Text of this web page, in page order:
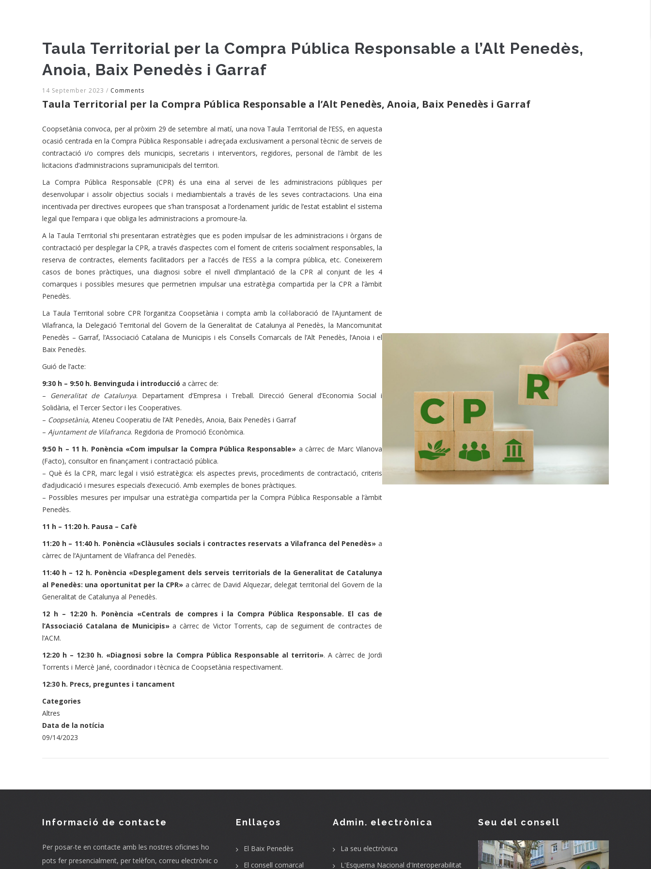
Taula Territorial per la Compra Pública Responsable a l’Alt Penedès,
Anoia, Baix Penedès i Garraf
14 September 2023 / Comments
Taula Territorial per la Compra Pública Responsable a l’Alt Penedès, Anoia, Baix Penedès i Garraf
Coopsetània convoca, per al pròxim 29 de setembre al matí, una nova Taula Territorial de l’ESS, en aquesta
ocasió centrada en la Compra Pública Responsable i adreçada exclusivament a personal tècnic de serveis de
contractació i/o compres dels municipis, secretaris i interventors, regidores, personal de l’àmbit de les
licitacions d’administracions supramunicipals del territori.
La Compra Pública Responsable (CPR) és una eina al servei de les administracions públiques per
desenvolupar i assolir objectius socials i mediambientals a través de les seves contractacions. Una eina
incentivada per directives europees que s’han transposat a l’ordenament jurídic de l’estat establint el sistema
legal que l’empara i que obliga les administracions a promoure-la.
A la Taula Territorial s’hi presentaran estratègies que es poden impulsar de les administracions i òrgans de
contractació per desplegar la CPR, a través d’aspectes com el foment de criteris socialment responsables, la
reserva de contractes, elements facilitadors per a l’accés de l’ESS a la compra pública, etc. Coneixerem
casos de bones pràctiques, una diagnosi sobre el nivell d’implantació de la CPR al conjunt de les 4
comarques i possibles mesures que permetrien impulsar una estratègia compartida per la CPR a l’àmbit
Penedès.
La Taula Territorial sobre CPR l’organitza Coopsetània i compta amb la col·laboració de l’Ajuntament de
Vilafranca, la Delegació Territorial del Govern de la Generalitat de Catalunya al Penedès, la Mancomunitat
Penedès – Garraf, l’Associació Catalana de Municipis i els Consells Comarcals de l’Alt Penedès, l’Anoia i el
Baix Penedès.
Guió de l’acte:
9:30 h – 9:50 h. Benvinguda i introducció a càrrec de:
–
Generalitat de Catalunya. Departament d’Empresa i Treball. Direcció General d’Economia Social i
Solidària, el Tercer Sector i les Cooperatives.
– Coopsetània, Ateneu Cooperatiu de l’Alt Penedès, Anoia, Baix Penedès i Garraf
– Ajuntament de Vilafranca. Regidoria de Promoció Econòmica.
9:50 h – 11 h. Ponència «Com impulsar la Compra Pública Responsable» a càrrec de Marc Vilanova
(Facto), consultor en finançament i contractació pública.
– Què és la CPR, marc legal i visió estratègica: els aspectes previs, procediments de contractació, criteris
d’adjudicació i mesures especials d’execució. Amb exemples de bones pràctiques.
– Possibles mesures per impulsar una estratègia compartida per la Compra Pública Responsable a l’àmbit
Penedès.
11 h – 11:20 h. Pausa – Cafè
11:20 h – 11:40 h. Ponència «Clàusules socials i contractes reservats a Vilafranca del Penedès» a
càrrec de l’Ajuntament de Vilafranca del Penedès.
11:40 h – 12 h. Ponència «Desplegament dels serveis territorials de la Generalitat de Catalunya
al Penedès: una oportunitat per la CPR» a càrrec de David Alquezar, delegat territorial del Govern de la
Generalitat de Catalunya al Penedès.
12 h – 12:20 h. Ponència «Centrals de compres i la Compra Pública Responsable. El cas de
l’Associació Catalana de Municipis»a càrrec de Victor Torrents, cap de seguiment de contractes de
l’ACM.
12:20 h – 12:30 h. «Diagnosi sobre la Compra Pública Responsable al territori». A càrrec de Jordi
Torrents i Mercè Jané, coordinador i tècnica de Coopsetània respectivament.
12:30 h. Precs, preguntes i tancament
Categories
Altres
Data de la notícia
09/14/2023
Informació de contacte
Per posar-te en contacte amb les nostres oficines ho
pots fer presencialment, per telèfon, correu electrònic o
Enllaços
El Baix Penedès
El consell comarcal
Admin. electrònica
La seu electrònica
L'Esquema Nacional d'Interoperabilitat
Seu del consell